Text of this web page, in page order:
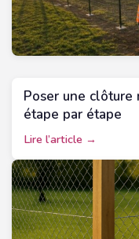
Poser une
étape par étape
Lire l’article →